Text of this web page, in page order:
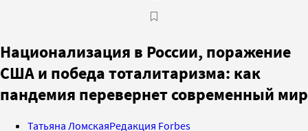
Национализация в России, поражение
США и победа тоталитаризма: как
пандемия перевернет современный мир
Татьяна ЛомскаяРедакция Forbes